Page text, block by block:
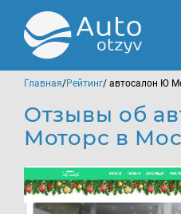
Главная/Рейтинг/ автосалон Ю
Отзывы об
Моторс в